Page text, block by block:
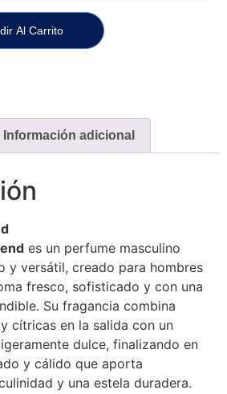
Al Carrito
Información adicional
es un perfume masculino
y versátil, creado para hombres
fresco, sofisticado y con una
Su fragancia combina
cítricas en la salida con un
dulce, finalizando en
y cálido que aporta
y una estela duradera.